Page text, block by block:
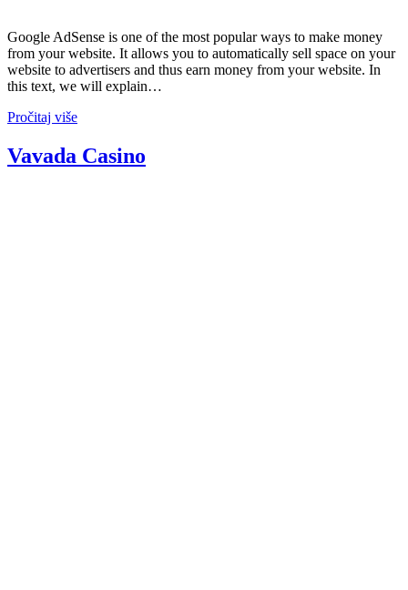
Google AdSense is one of the most popular ways to make money
from your website. It allows you to automatically sell space on your
website to advertisers and thus earn money from your website. In
this text, we will explain…
Pročitaj više
Vavada Casino